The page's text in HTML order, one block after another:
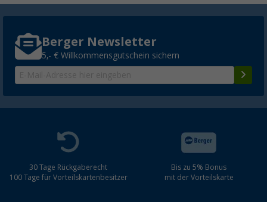
Berger Newsletter
5,- € Willkommensgutschein sichern
30 Tage Rückgaberecht
100 Tage für Vorteilskartenbesitzer
Bis zu 5% Bonus
mit der Vorteilskarte